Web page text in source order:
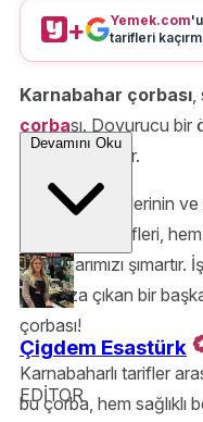
+ Yemek.com
tarifleri
Karnabahar çorbası,
çorbası. Doyurucu bir
başlagıç olabilir.
Soğuk kış günlerinin
olan çorba tarifleri,
damaklarımızı
karşınıza çıkan bir
çorbası!
Karnabaharlı tarifler
bu çorba, hem sağlıklı
Devamını Oku
Çigdem Esastürk
EDİTOR